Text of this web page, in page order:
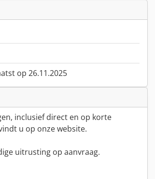
op 26.11.2025
inclusief direct en op korte
u op onze website.
uitrusting op aanvraag.